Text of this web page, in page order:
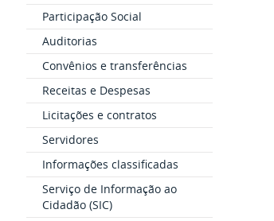
Participação Social
Auditorias
Convênios e transferências
Receitas e Despesas
Licitações e contratos
Servidores
Informações classificadas
Serviço de Informação ao
Cidadão (SIC)